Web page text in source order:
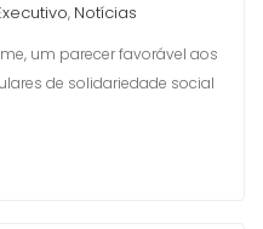
, Notícias
um parecer favorável aos
de solidariedade social